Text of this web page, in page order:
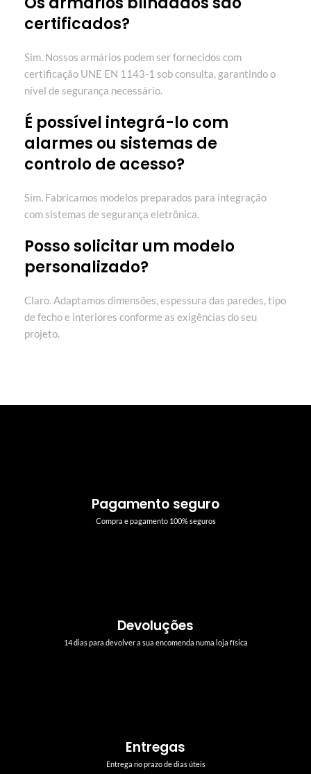
certificados?
Sim. Nossos armários podem ser fornecidos com
certificação UNE EN 1143-1 sob consulta, garantindo o
nível de segurança necessário.
É possível integrá-lo com
alarmes ou sistemas de
controlo de acesso?
Sim. Fabricamos modelos preparados para integração
com sistemas de segurança eletrônica.
Posso solicitar um modelo
personalizado?
Claro. Adaptamos dimensões, espessura das paredes, tipo
de fecho e interiores conforme as exigências do seu
projeto.
Pagamento seguro
Compra e pagamento 100% seguros
Devoluções
14 dias para devolver a sua encomenda numa loja física
Entregas
Entrega no prazo de dias úteis